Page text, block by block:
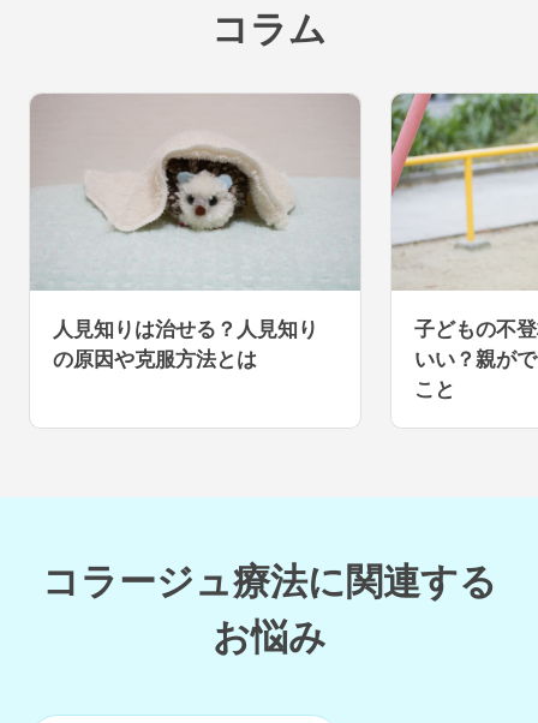
コラム
人見知りは治せる？人見知り
の原因や克服方法とは
子どもの不
いい？親が
こと
コラージュ療法に関連する
お悩み